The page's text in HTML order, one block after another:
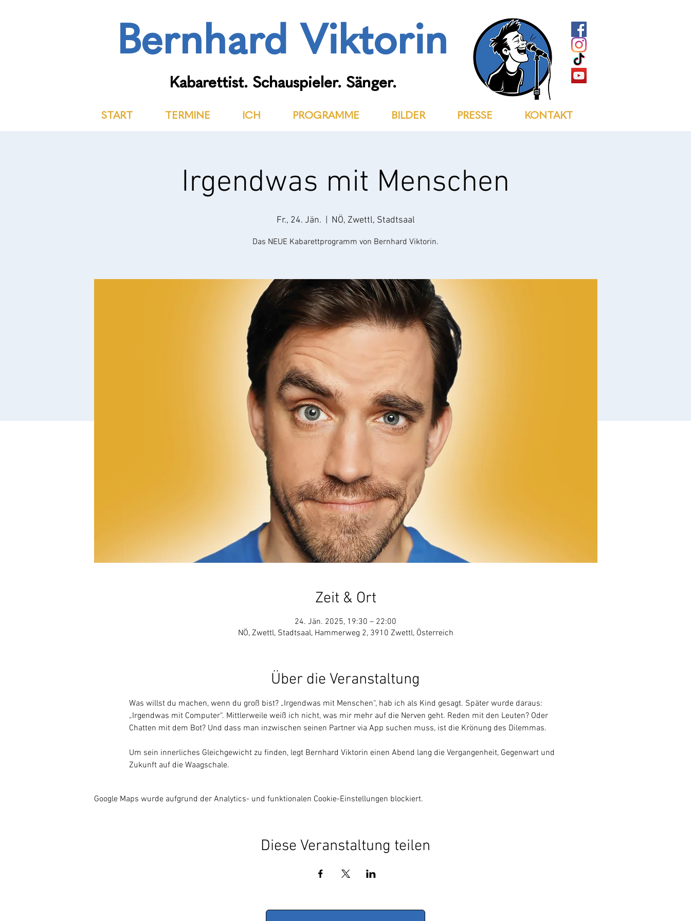
Bernhard Viktorin
Kabarettist. Schauspieler. Sänger.
START TERMINE ICH PROGRAMME BILDER PRESSE KONTAKT
Irgendwas mit Menschen
Fr., 24. Jän. NÖ, Zwettl, Stadtsaal
Das NEUE Kabarettprogramm von Bernhard Viktorin.
Zeit & Ort
24. Jän. 2025, 19:30 – 22:00
NÖ, Zwettl, Stadtsaal, Hammerweg 2, 3910 Zwettl, Österreich
Über die Veranstaltung
Was willst du machen, wenn du groß bist? „Irgendwas mit Menschen“, hab ich als Kind gesagt. Später wurde daraus:
„Irgendwas mit Computer“. Mittlerweile weiß ich nicht, was mir mehr auf die Nerven geht. Reden mit den Leuten? Oder
Chatten mit dem Bot? Und dass man inzwischen seinen Partner via App suchen muss, ist die Krönung des Dilemmas.
Um sein innerliches Gleichgewicht zu finden, legt Bernhard Viktorin einen Abend lang die Vergangenheit, Gegenwart und
Zukunft auf die Waagschale.
Google Maps wurde aufgrund der Analytics- und funktionalen Cookie-Einstellungen blockiert.
Diese Veranstaltung teilen